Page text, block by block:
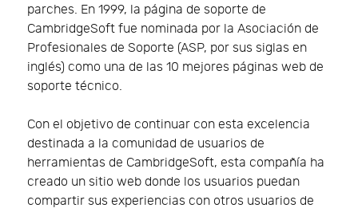
parches. En 1999, la página de soporte de
CambridgeSoft fue nominada por la Asociación de
Profesionales de Soporte (ASP, por sus siglas en
inglés) como una de las 10 mejores páginas web de
soporte técnico.
Con el objetivo de continuar con esta excelencia
destinada a la comunidad de usuarios de
herramientas de CambridgeSoft, esta compañía ha
creado un sitio web donde los usuarios puedan
compartir sus experiencias con otros usuarios de